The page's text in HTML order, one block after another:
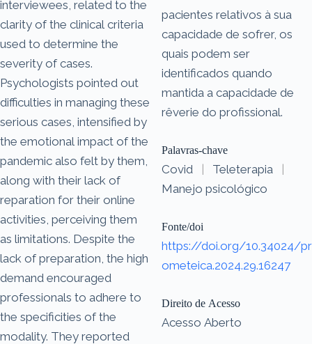
interviewees, related to the
clarity of the clinical criteria
used to determine the
severity of cases.
Psychologists pointed out
difficulties in managing these
serious cases, intensified by
the emotional impact of the
pandemic also felt by them,
along with their lack of
reparation for their online
activities, perceiving them
as limitations. Despite the
lack of preparation, the high
demand encouraged
professionals to adhere to
the specificities of the
modality. They reported
pacientes relativos à sua
capacidade de sofrer, os
quais podem ser
identificados quando
mantida a capacidade de
rêverie do profissional.
Palavras-chave
Covid | Teleterapia
|
Manejo psicológico
Fonte/doi
https://doi.org/10.34024/pr
ometeica.2024.29.16247
Direito de Acesso
Acesso Aberto